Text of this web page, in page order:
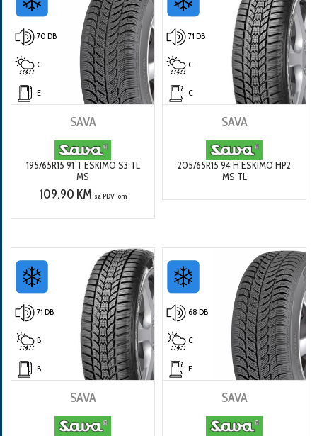
70 DB
C
E
SAVA
195/65R15 91 T ESKIMO S3 TL
MS
109.90 KM sa PDV-om
71 DB
C
C
SAVA
205/65R15 94 H ESKIMO HP2
MS TL
71 DB
B
B
SAVA
68 DB
C
E
SAVA